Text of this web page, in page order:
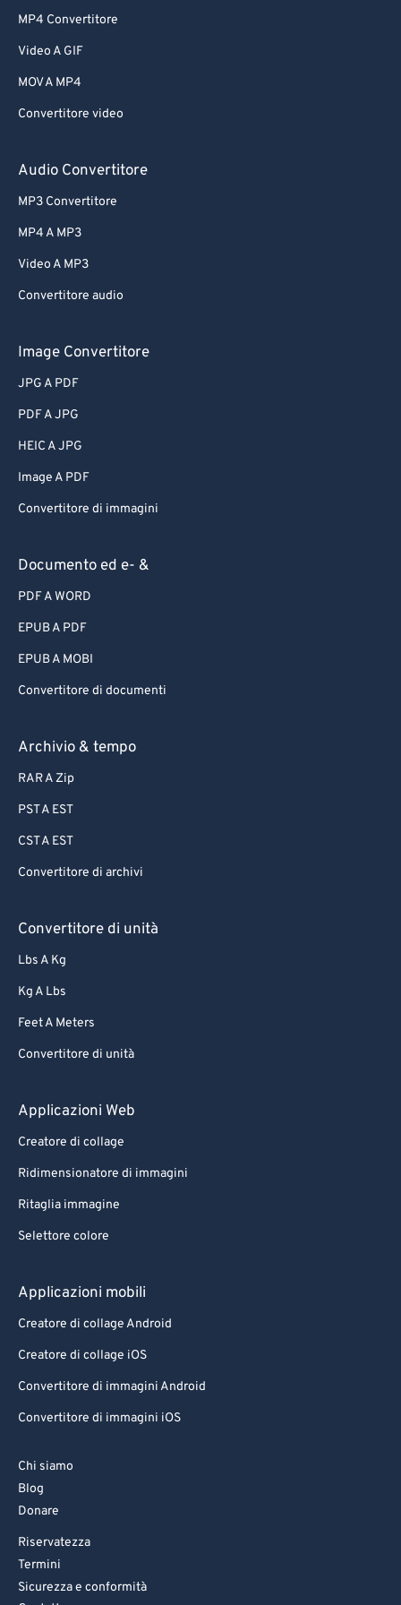
MP4 Convertitore
Video A GIF
MOV A MP4
Convertitore video
Audio Convertitore
MP3 Convertitore
MP4 A MP3
Video A MP3
Convertitore audio
Image Convertitore
JPG A PDF
PDF A JPG
HEIC A JPG
Image A PDF
Convertitore di immagini
Documento ed e- &
PDF A WORD
EPUB A PDF
EPUB A MOBI
Convertitore di documenti
Archivio & tempo
RAR A Zip
PST A EST
CST A EST
Convertitore di archivi
Convertitore di unità
Lbs A Kg
Kg A Lbs
Feet A Meters
Convertitore di unità
Applicazioni Web
Creatore di collage
Ridimensionatore di immagini
Ritaglia immagine
Selettore colore
Applicazioni mobili
Creatore di collage Android
Creatore di collage iOS
Convertitore di immagini Android
Convertitore di immagini iOS
Chi siamo
Blog
Donare
Riservatezza
Termini
Sicurezza e conformità